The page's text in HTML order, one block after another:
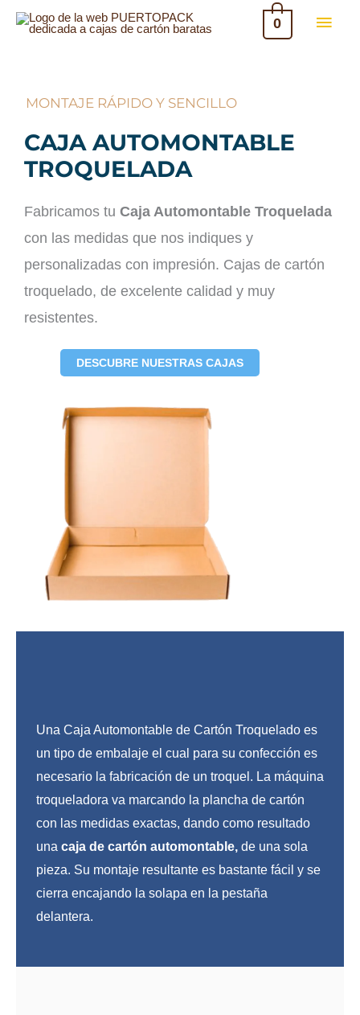
0
MONTAJE RÁPIDO Y SENCILLO
CAJA AUTOMONTABLE
TROQUELADA
Fabricamos tu Caja Automontable Troquelada
con las medidas que nos indiques y
personalizadas con impresión. Cajas de cartón
troquelado, de excelente calidad y muy
resistentes.
DESCUBRE NUESTRAS CAJAS
Una Caja Automontable de Cartón Troquelado es
un tipo de embalaje el cual para su confección es
necesario la fabricación de un troquel. La máquina
troqueladora va marcando la plancha de cartón
con las medidas exactas, dando como resultado
una caja de cartón automontable, de una sola
pieza. Su montaje resultante es bastante fácil y se
cierra encajando la solapa en la pestaña
delantera.